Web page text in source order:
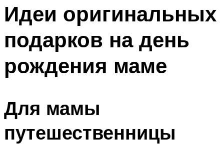
Идеи оригинальных
подарков на день
рождения маме
Для мамы
путешественницы